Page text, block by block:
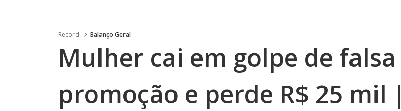
Record Balanço Geral
Mulher cai em golpe de falsa
promoção e perde R$ 25 mil |